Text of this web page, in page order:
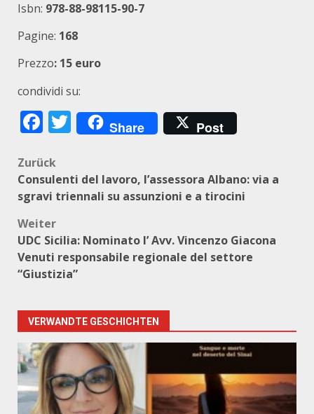
Isbn: 978-88-98115-90-7
Pagine: 168
Prezzo: 15 euro
condividi su:
Facebook
Twitter
Share Post
Beitragsnavigation
Zurück
Consulenti del lavoro, l’assessora Albano: via a
sgravi triennali su assunzioni e a tirocini
Weiter
UDC Sicilia: Nominato l’ Avv. Vincenzo Giacona
Venuti responsabile regionale del settore
“Giustizia”
VERWANDTE GESCHICHTEN